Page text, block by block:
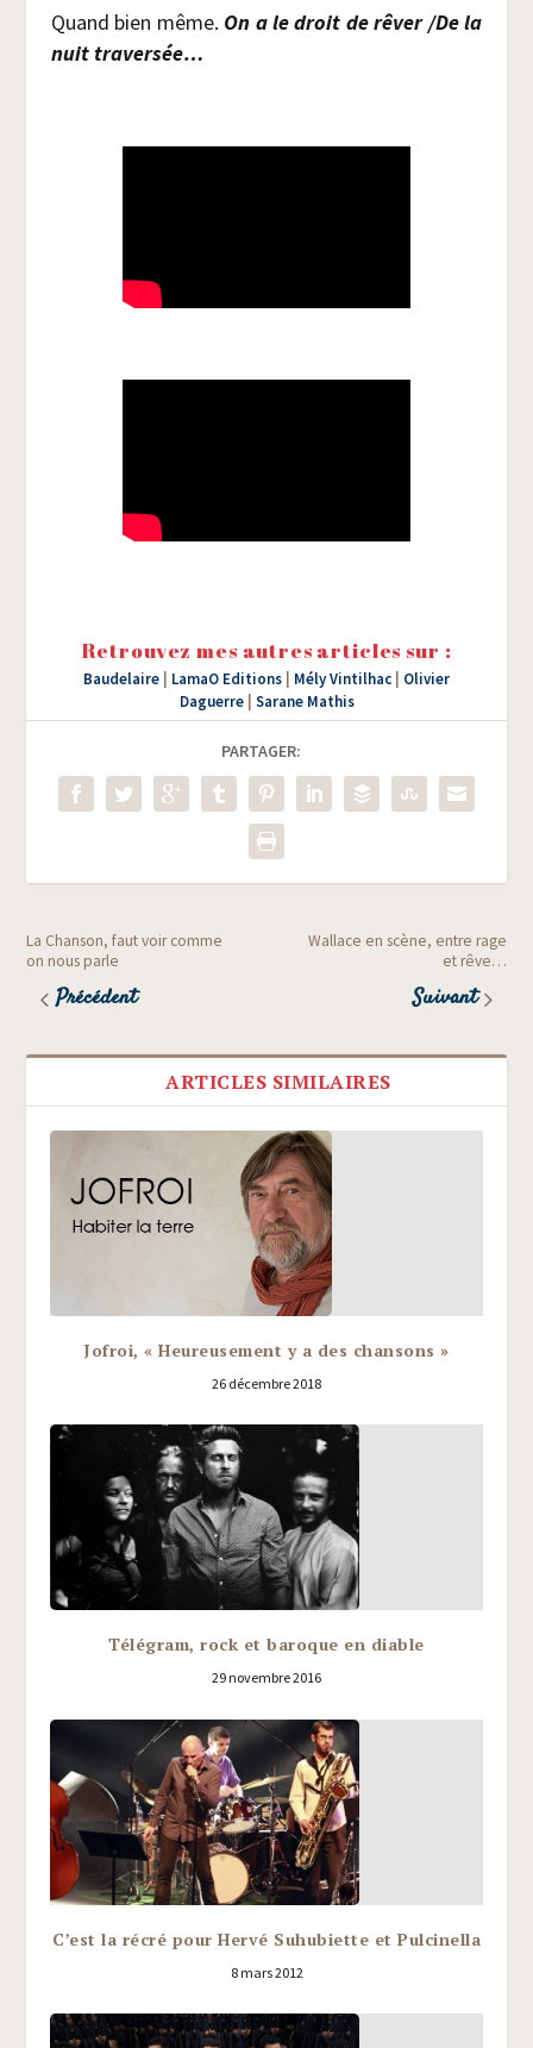
Quand bien même. On a le droit de rêver/​De la
nuit traversée…
Retrouvez mes autres articles sur :
Baudelaire LamaO Editions Mély Vintilhac
Olivier
Daguerre| Sarane Mathis
PARTAGER:
La Chanson, faut voir comme
on nous parle
Précédent
Wallace en scène, entre rage
et rêve…
Suivant
ARTICLES SIMILAIRES
Jofroi, « Heureusement y a des chansons »
26 décembre 2018
Télégram, rock et baroque en diable
29 novembre 2016
C’est la récré pour Hervé Suhubiette et Pulcinella
8 mars 2012